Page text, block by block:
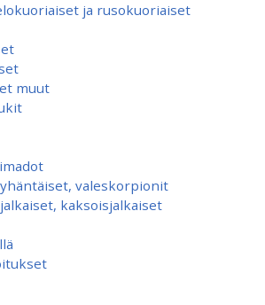
ja rusokuoriaiset
muut
valeskorpionit
kaksoisjalkaiset